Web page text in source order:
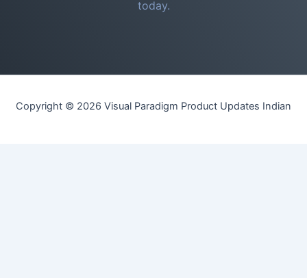
today.
Copyright © 2026 Visual Paradigm Product Updates Indian